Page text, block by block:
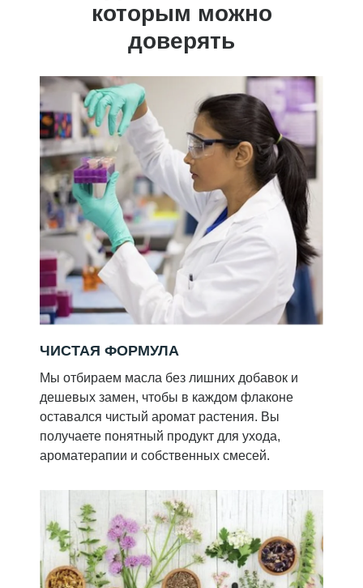
которым можно
доверять
ЧИСТАЯ ФОРМУЛА
Мы отбираем масла без лишних добавок и
дешевых замен, чтобы в каждом флаконе
оставался чистый аромат растения. Вы
получаете понятный продукт для ухода,
ароматерапии и собственных смесей.